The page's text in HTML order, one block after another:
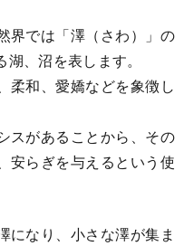
界では「澤（さわ）」の
、沼を表します。
柔和、愛嬌などを象徴し
スがあることから、その
安らぎを与えるという使
なり、小さな澤が集ま